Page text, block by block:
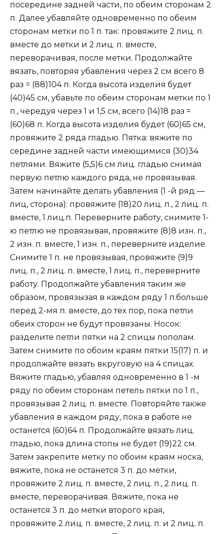
посередине задней части, по обеим сторонам 2
п. Далее убавляйте одновременно по обеим
сторонам метки по 1 п. так: провяжите 2 лиц. п.
вместе до метки и 2 лиц. п. вместе,
переворачивая, после метки. Продолжайте
вязать, повторяя убавления через 2 см всего 8
раз = (88)104 п. Когда высота изделия будет
(40)45 см, убавьте по обеим сторонам метки по 1
п., чередуя через 1 и 1,5 см, всего (14)18 раз =
(60)68 п. Когда высота изделия будет (60)65 см,
провяжите 2 ряда гладью. Пятка: вяжите по
середине задней части имеющимися (30)34
петлями. Вяжите (5,5)6 см лиц. гладью снимая
первую петлю каждого ряда, не провязывая.
Затем начинайте делать убавления (1 -й ряд —
лиц, сторона): провяжите (18)20 лиц. п., 2 лиц. п.
вместе, 1 лиц.п. Переверните работу, снимите 1-
ю петлю не провязывая, провяжите (8)8 изн. п.,
2 изн. п. вместе, 1 изн. п., переверните изделие.
Снимите 1 п. не провязывая, провяжите (9)9
лиц. п., 2 лиц. п. вместе, 1 лиц. п., переверните
работу. Продолжайте убавления таким же
образом, провязызая в каждом ряду 1 п.больше
перед 2-мя п. вместе, до тех пор, пока петли
обеих сторон не будут провязаны. Носок:
разделите петли пятки на 2 спицы пополам.
Затем снимите по обоим краям пятки 15(17) п. и
продолжайте вязать вкруговую на 4 спицах.
Вяжите гладью, убавляя одновременно в 1 -м
ряду по обеим сторонам петель пятки по 1 п.,
провязывая 2 лиц. п. вместе. Повторяйте также
убавления в каждом ряду, пока в работе не
останется (60)64 п. Продолжайте вязать лиц.
гладью, пока длина стопы не будет (19)22 см.
Затем закрепите метку по обоим краям носка,
вяжите, пока не останется 3 п. до метки,
провяжите 2 лиц. п. вместе, 2 лиц. п., 2 лиц. п.
вместе, переворачивая. Вяжите, пока не
останется 3 п. до метки второго края,
провяжите 2 лиц. п. вместе, 2 лиц. п. и 2 лиц. п.